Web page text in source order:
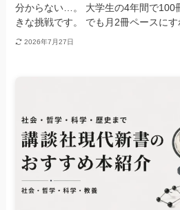
分からない…。 大学生の4年間で100
きな挑戦です。 でも月2冊ペースに
2026年7月27日